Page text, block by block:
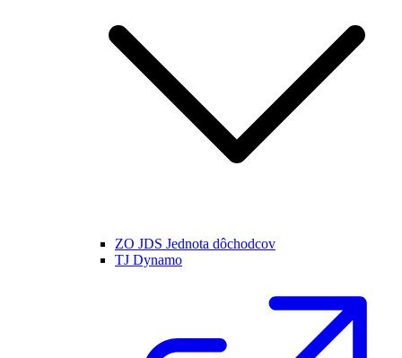
ZO JDS Jednota dôchodcov
TJ Dynamo